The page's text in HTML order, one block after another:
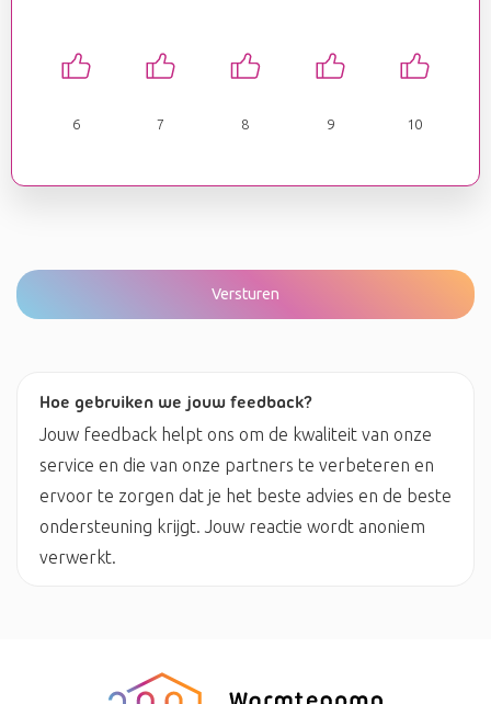
6 7 8 9 10
Hoe gebruiken we jouw feedback?
Jouw feedback helpt ons om de kwaliteit van onze
service en die van onze partners te verbeteren en
ervoor te zorgen dat je het beste advies en de beste
ondersteuning krijgt. Jouw reactie wordt anoniem
verwerkt.